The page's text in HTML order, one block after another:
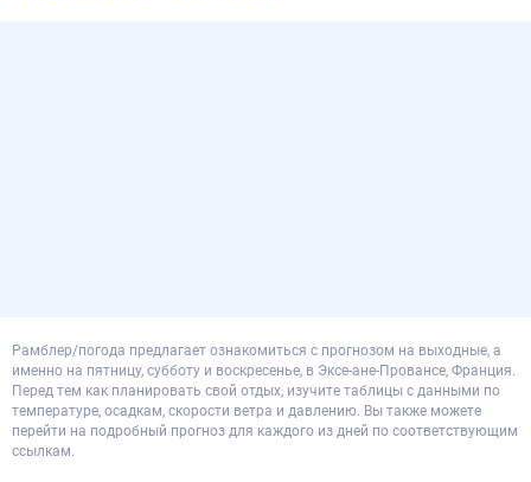
Рамблер/погода предлагает ознакомиться с прогнозом на выходные, а
именно на пятницу, субботу и воскресенье, в Эксе-ане-Провансе, Франция.
Перед тем как планировать свой отдых, изучите таблицы с данными по
температуре, осадкам, скорости ветра и давлению. Вы также можете
перейти на подробный прогноз для каждого из дней по соответствующим
ссылкам.